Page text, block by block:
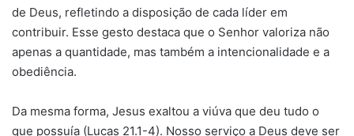
de Deus, refletindo a disposição de cada líder em
contribuir. Esse gesto destaca que o Senhor valoriza não
apenas a quantidade, mas também a intencionalidade e a
obediência.
Da mesma forma, Jesus exaltou a viúva que deu tudo o
que possuía (Lucas 21.1-4). Nosso serviço a Deus deve ser